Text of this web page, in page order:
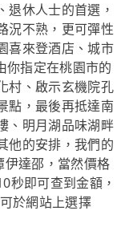
退休人士的首選，
況不熟，更可彈性
喜來登酒店、城市
你指定在桃園市的
村、啟示玄機院孔
點，最後再抵達南
、明月湖品味湖畔
他的安排，我們的
達邵，當然價格
秒即可查到金額，
於網站上選擇